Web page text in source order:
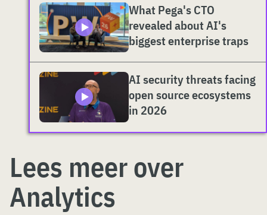
What Pega's CTO
revealed about AI's
biggest enterprise traps
AI security threats facing
open source ecosystems
in 2026
Lees meer over
Analytics